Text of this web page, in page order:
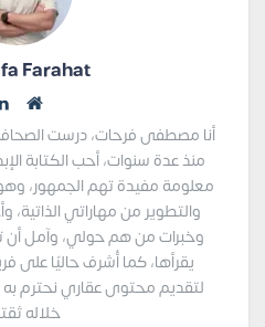
Farahat
أنا مصطفى فرحات، درست
منذ عدة سنوات، أحب الكتابة
معلومة مفيدة تهم الجمهور،
والتطوير من مهاراتي الذاتية،
وخبرات من هم حولي، وآمل أن
يقرأها، كما أُشرف حاليًا على
لتقديم محتوى عقاري نحترم
خلاله